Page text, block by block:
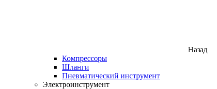
Назад
Компрессоры
Шланги
Пневматический инструмент
Электроинструмент